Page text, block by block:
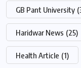
GB Pant University
Haridwar News (25)
Health Article (1)